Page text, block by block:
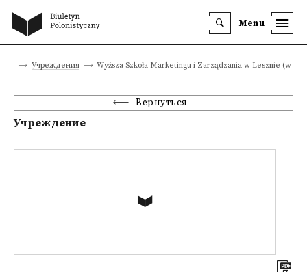
Menu
Учреждения Wyższa Szkoła Marketingu i Zarządzania w Lesznie (w
Вернуться
Учреждение